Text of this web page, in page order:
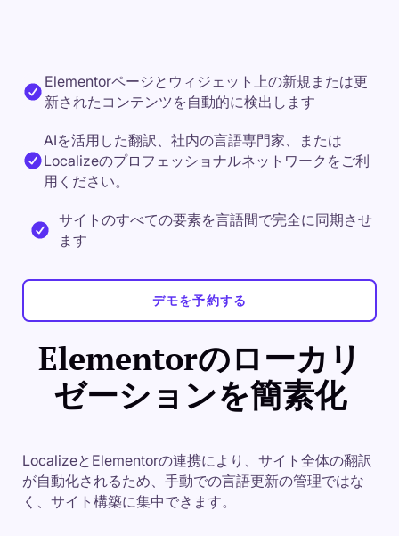
Elementorのローカリ
ゼーションを簡素化
LocalizeとElementorの連携により、サイト全体の翻訳
が自動化されるため、手動での言語更新の管理ではな
く、サイト構築に集中できます。
Elementorページとウィジェット上の新規または更
新されたコンテンツを自動的に検出します
AIを活用した翻訳、社内の言語専門家、または
Localizeのプロフェッショナルネットワークをご利
用ください。
サイトのすべての要素を言語間で完全に同期させ
ます
デモを予約する